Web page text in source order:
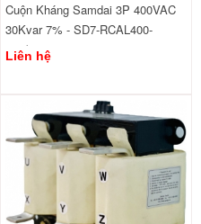
Cuộn Kháng Samdai 3P 400VAC
30Kvar 7% - SD7-RCAL400-
440/30
Liên hệ